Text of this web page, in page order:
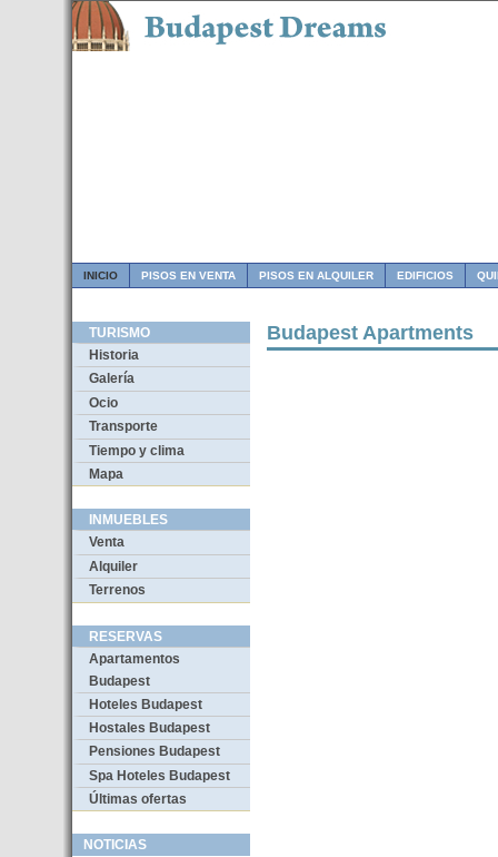
INICIO PISOS EN VENTA PISOS EN ALQUILER EDIFICIOS
TURISMO
Historia
Galería
Ocio
Transporte
Tiempo y clima
Mapa
INMUEBLES
Venta
Alquiler
Terrenos
RESERVAS
Apartamentos
Budapest
Hoteles Budapest
Hostales Budapest
Pensiones Budapest
Spa Hoteles Budapest
Últimas ofertas
NOTICIAS
Budapest Apartments